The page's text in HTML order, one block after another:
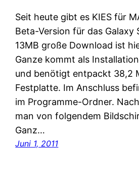
Seit heute gibt es KIES für
Beta-Version für das Galaxy
13MB große Download ist
Ganze kommt als
und benötigt entpackt 38,2
Festplatte. Im Anschluss
im Programme-Ordner.
man von folgendem
Ganz…
Juni 1, 2011